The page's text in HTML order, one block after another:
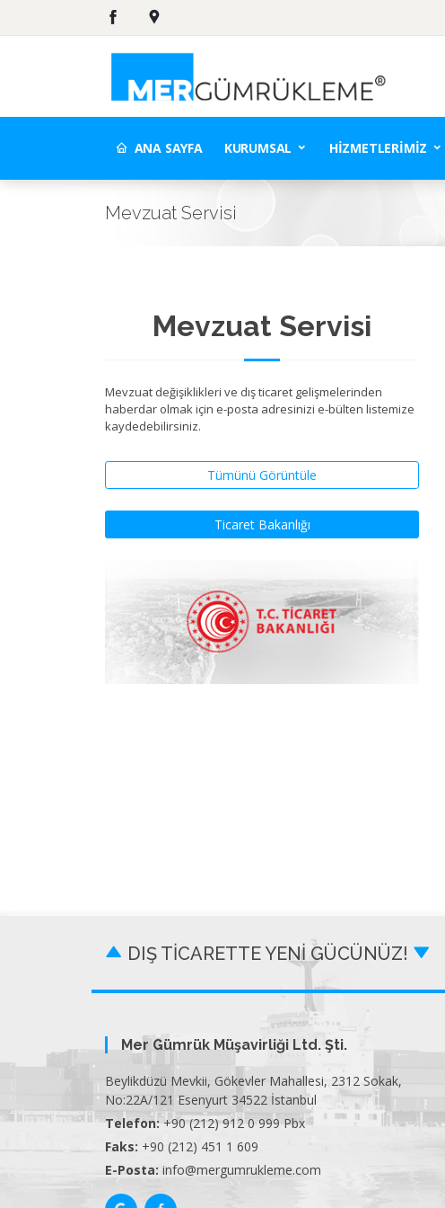
ANA SAYFA KURUMSAL HIZMETLERIMIZ
Mevzuat Servisi
Mevzuat Servisi
Mevzuat değişiklikleri ve dış ticaret gelişmelerinden
haberdar olmak için e-posta adresinizi e-bülten listemize
kaydedebilirsiniz.
Tümünü Görüntüle
Ticaret Bakanlığı
DIŞ TİCARETTE YENİ GÜCÜNÜZ!
Mer Gümrük Müşavirliği Ltd. Şti.
Beylikdüzü Mevkii, Gökevler Mahallesi, 2312 Sokak,
No:22A/121 Esenyurt 34522 İstanbul
Telefon: +90 (212) 912 0 999 Pbx
Faks: +90 (212) 451 1 609
E-Posta: info@mergumrukleme.com